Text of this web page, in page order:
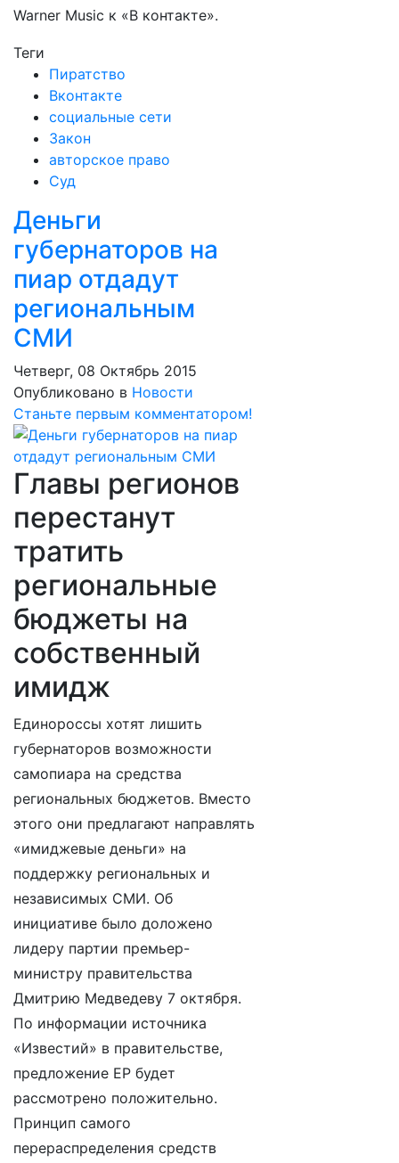
Warner Music к «В контакте».
Теги
Пиратство
Вконтакте
социальные сети
Закон
авторское право
Суд
Деньги
губернаторов на
пиар отдадут
региональным
СМИ
Четверг, 08 Октябрь 2015
Опубликовано в Новости
Станьте первым комментатором!
Главы регионов
перестанут
тратить
региональные
бюджеты на
собственный
имидж
Единороссы хотят лишить
губернаторов возможности
самопиара на средства
региональных бюджетов. Вместо
этого они предлагают направлять
«имиджевые деньги» на
поддержку региональных и
независимых СМИ. Об
инициативе было доложено
лидеру партии премьер-
министру правительства
Дмитрию Медведеву 7 октября.
По информации источника
«Известий» в правительстве,
предложение ЕР будет
рассмотрено положительно.
Принцип самого
перераспределения средств